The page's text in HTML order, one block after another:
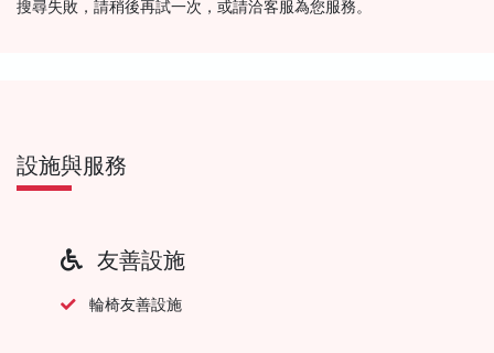
搜尋失敗，請稍後再試一次，或請洽客服為您服務。
設施與服務
友善設施
輪椅友善設施